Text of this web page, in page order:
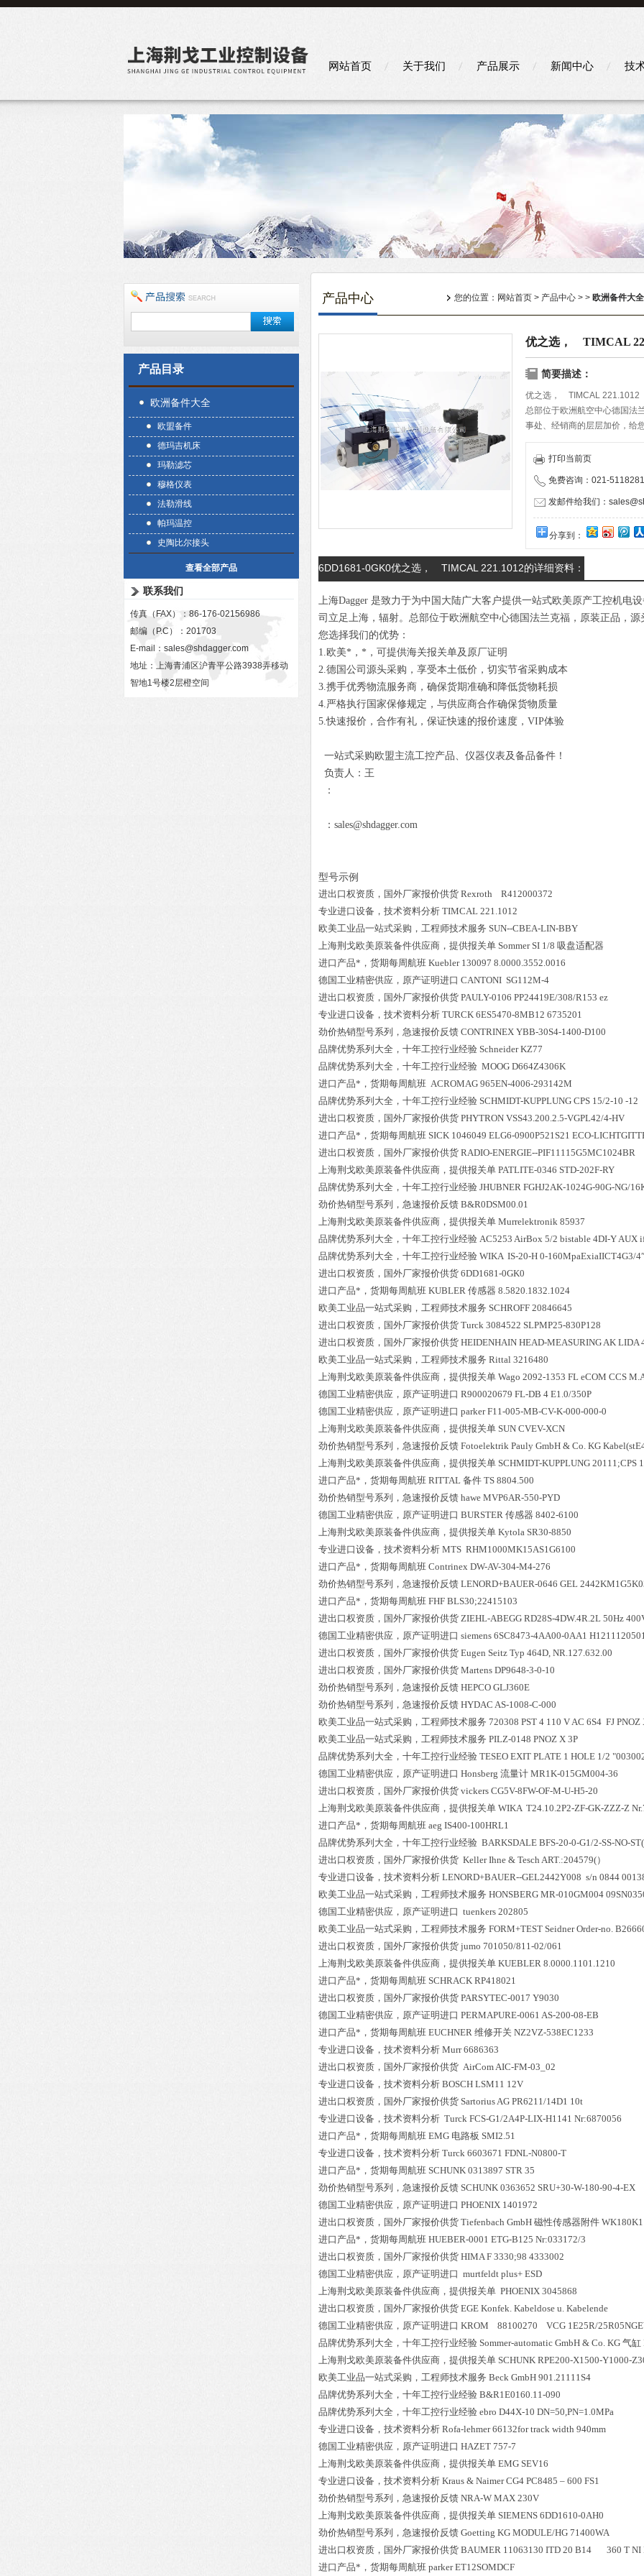
网站首页 关于我们 产品展示 新闻中心 技
产品目录
欧洲备件大全
欧盟备件
德玛吉机床
玛勒滤芯
穆格仪表
法勒滑线
帕玛温控
史陶比尔接头
查看全部产品
联系我们
传真（FAX）：86-176-02156986
邮编（P.C）：201703
E-mail： sales@shdagger.com
地址：上海青浦区沪青平公路3938弄移动
智地1号楼2层橙空间
产品中心 您的位置： 网站首页 > 产品中心 > > 欧洲备件大全
优之选， TIMCAL
简要描述：
优之选， TIMCAL 221.1012
总部位于欧洲航空中心德国法
事处、经销商的层层加价，给
物流服务商携手合作，保证货
打印当前页
免费咨询：021-
发邮件给我们：
分享到：
6DD1681-0GK0优之选， TIMCAL 221.1012的详细资料：
上海Dagger 是致力于为中国大陆广大客户提供一站式欧美原产工控机电
司立足上海，辐射。总部位于欧洲航空中心德国法兰克福，原装正品，源
您选择我们的优势：
1.欧美*，*，可提供海关报关单及原厂证明
2.德国公司源头采购，享受本土低价，切实节省采购成本
3.携手优秀物流服务商，确保货期准确和降低货物耗损
4.严格执行国家保修规定，与供应商合作确保货物质量
5.快速报价，合作有礼，保证快速的报价速度，VIP体验
一站式采购欧盟主流工控产品、仪器仪表及备品备件！
负责人：王
：
：sales@shdagger.com
型号示例
进出口权资质，国外厂家报价供货 Rexroth
专业进口设备，技术资料分析 TIMCAL 221.1012
欧美工业品一站式采购，工程师技术服务 SUN--CBEA-LIN-BBY
上海荆戈欧美原装备件供应商，提供报关单 Sommer SI 1/8 吸盘适配器
进口产品*，货期每周航班 Kuebler 130097 8.0000.3552.0016
德国工业精密供应，原产证明进口 CANTONI SG112M-4
进出口权资质，国外厂家报价供货 PAULY-0106 PP24419E/308/R153 ez
专业进口设备，技术资料分析 TURCK 6ES5470-8MB12 6735201
劲价热销型号系列，急速报价反馈 CONTRINEX YBB-30S4-1400-D100
品牌优势系列大全，十年工控行业经验 Schneider KZ77
品牌优势系列大全，十年工控行业经验 MOOG D664Z4306K
进口产品*，货期每周航班 ACROMAG 965EN-4006-293142M
品牌优势系列大全，十年工控行业经验 SCHMIDT-KUPPLUNG CPS 15/2-10 -12
进出口权资质，国外厂家报价供货 PHYTRON VSS43.200.2.5-VGPL42/4-HV
进口产品*，货期每周航班 SICK 1046049 ELG6-0900P521S21 ECO-
进出口权资质，国外厂家报价供货 RADIO-ENERGIE--PIF11115G5MC1024BR
上海荆戈欧美原装备件供应商，提供报关单 PATLITE-0346 STD-202F-RY
品牌优势系列大全，十年工控行业经验 JHUBNER FGHJ2AK-1024G-90G-NG/
劲价热销型号系列，急速报价反馈 B&R0DSM00.01
上海荆戈欧美原装备件供应商，提供报关单 Murrelektronik 85937
品牌优势系列大全，十年工控行业经验 AC5253 AirBox 5/2 bistable 4DI-Y AUX
品牌优势系列大全，十年工控行业经验 WIKA IS-20-H 0-160MpaExiaIICT4G3/
进出口权资质，国外厂家报价供货 6DD1681-0GK0
进口产品*，货期每周航班 KUBLER 传感器 8.5820.1832.1024
欧美工业品一站式采购，工程师技术服务 SCHROFF 20846645
进出口权资质，国外厂家报价供货 Turck 3084522 SLPMP25-830P128
进出口权资质，国外厂家报价供货 HEIDENHAIN HEAD-MEASURING AK LIDA
欧美工业品一站式采购，工程师技术服务 Rittal 3216480
上海荆戈欧美原装备件供应商，提供报关单 Wago 2092-1353 FL eCOM CCS
德国工业精密供应，原产证明进口 R900020679 FL-DB 4 E1.0/350P
德国工业精密供应，原产证明进口 parker F11-005-MB-CV-K-000-000-0
上海荆戈欧美原装备件供应商，提供报关单 SUN CVEV-XCN
劲价热销型号系列，急速报价反馈 Fotoelektrik Pauly GmbH & Co. KG
上海荆戈欧美原装备件供应商，提供报关单 SCHMIDT-KUPPLUNG 20111;CPS
进口产品*，货期每周航班 RITTAL 备件 TS 8804.500
劲价热销型号系列，急速报价反馈 hawe MVP6AR-550-PYD
德国工业精密供应，原产证明进口 BURSTER 传感器 8402-6100
上海荆戈欧美原装备件供应商，提供报关单 Kytola SR30-8850
专业进口设备，技术资料分析 MTS RHM1000MK15AS1G6100
进口产品*，货期每周航班 Contrinex DW-AV-304-M4-276
劲价热销型号系列，急速报价反馈 LENORD+BAUER-0646 GEL
进口产品*，货期每周航班 FHF BLS30;22415103
进出口权资质，国外厂家报价供货 ZIEHL-ABEGG RD28S-4DW.4R.2L 50Hz
德国工业精密供应，原产证明进口 siemens 6SC8473-4AA00-0AA1
进出口权资质，国外厂家报价供货 Eugen Seitz Typ 464D, NR.127.632.00
进出口权资质，国外厂家报价供货 Martens DP9648-3-0-10
劲价热销型号系列，急速报价反馈 HEPCO GLJ360E
劲价热销型号系列，急速报价反馈 HYDAC AS-1008-C-000
欧美工业品一站式采购，工程师技术服务 720308 PST 4 110 V AC 6S4 FJ PNOZ
欧美工业品一站式采购，工程师技术服务 PILZ-0148 PNOZ X 3P
品牌优势系列大全，十年工控行业经验 TESEO EXIT PLATE 1 HOLE 1/2
德国工业精密供应，原产证明进口 Honsberg 流量计 MR1K-015GM004-36
进出口权资质，国外厂家报价供货 vickers CG5V-8FW-OF-M-U-H5-20
上海荆戈欧美原装备件供应商，提供报关单 WIKA T24.10.2P2-ZF-GK-ZZZ-Z
进口产品*，货期每周航班 aeg IS400-100HRL1
品牌优势系列大全，十年工控行业经验 BARKSDALE BFS-20-0-G1/2-SS-NO-
进出口权资质，国外厂家报价供货 Keller Ihne & Tesch ART.:204579(）
专业进口设备，技术资料分析 LENORD+BAUER--GEL2442Y008 s/n 0844
欧美工业品一站式采购，工程师技术服务 HONSBERG MR-010GM004
德国工业精密供应，原产证明进口 tuenkers 202805
欧美工业品一站式采购，工程师技术服务 FORM+TEST Seidner Order-no.
进出口权资质，国外厂家报价供货 jumo 701050/811-02/061
上海荆戈欧美原装备件供应商，提供报关单 KUEBLER 8.0000.1101.1210
进口产品*，货期每周航班 SCHRACK RP418021
进出口权资质，国外厂家报价供货 PARSYTEC-0017 Y9030
德国工业精密供应，原产证明进口 PERMAPURE-0061 AS-200-08-EB
进口产品*，货期每周航班 EUCHNER 维修开关 NZ2VZ-538EC1233
专业进口设备，技术资料分析 Murr 6686363
进出口权资质，国外厂家报价供货 AirCom AIC-FM-03_02
专业进口设备，技术资料分析 BOSCH LSM11 12V
进出口权资质，国外厂家报价供货 Sartorius AG PR6211/14D1 10t
专业进口设备，技术资料分析 Turck FCS-G1/2A4P-LIX-H1141 Nr:6870056
进口产品*，货期每周航班 EMG 电路板 SMI2.51
专业进口设备，技术资料分析 Turck 6603671 FDNL-N0800-T
进口产品*，货期每周航班 SCHUNK 0313897 STR 35
劲价热销型号系列，急速报价反馈 SCHUNK 0363652 SRU+30-W-180-90-4-EX
德国工业精密供应，原产证明进口 PHOENIX 1401972
进出口权资质，国外厂家报价供货 Tiefenbach GmbH 磁性传感器附件
进口产品*，货期每周航班 HUEBER-0001 ETG-B125 Nr:033172/3
进出口权资质，国外厂家报价供货 HIMA F 3330;98 4333002
德国工业精密供应，原产证明进口 murtfeldt plus+ ESD
上海荆戈欧美原装备件供应商，提供报关单 PHOENIX 3045868
进出口权资质，国外厂家报价供货 EGE Konfek. Kabeldose u. Kabelende
德国工业精密供应，原产证明进口 KROM 88100270 VCG 1E25R/
品牌优势系列大全，十年工控行业经验 Sommer-automatic GmbH & Co. KG 气
上海荆戈欧美原装备件供应商，提供报关单 SCHUNK RPE200-X1500-Y1000-
欧美工业品一站式采购，工程师技术服务 Beck GmbH 901.21111S4
品牌优势系列大全，十年工控行业经验 B&R1E0160.11-090
品牌优势系列大全，十年工控行业经验 ebro D44X-10 DN=50,PN=1.0MPa
专业进口设备，技术资料分析 Rofa-lehmer 66132for track width 940mm
德国工业精密供应，原产证明进口 HAZET 757-7
上海荆戈欧美原装备件供应商，提供报关单 EMG SEV16
专业进口设备，技术资料分析 Kraus & Naimer CG4 PC8485 – 600 FS1
劲价热销型号系列，急速报价反馈 NRA-W MAX 230V
上海荆戈欧美原装备件供应商，提供报关单 SIEMENS 6DD1610-0AH0
劲价热销型号系列，急速报价反馈 Goetting KG MODULE/HG 71400WA
进出口权资质，国外厂家报价供货 BAUMER 11063130 ITD 20 B14 360 T
进口产品*，货期每周航班 parker ET12SOMDCF